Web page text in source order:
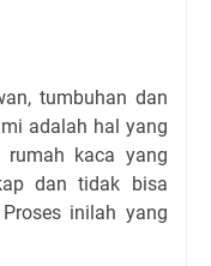
tumbuhan dan
adalah hal yang
rumah kaca yang
dan tidak bisa
inilah yang